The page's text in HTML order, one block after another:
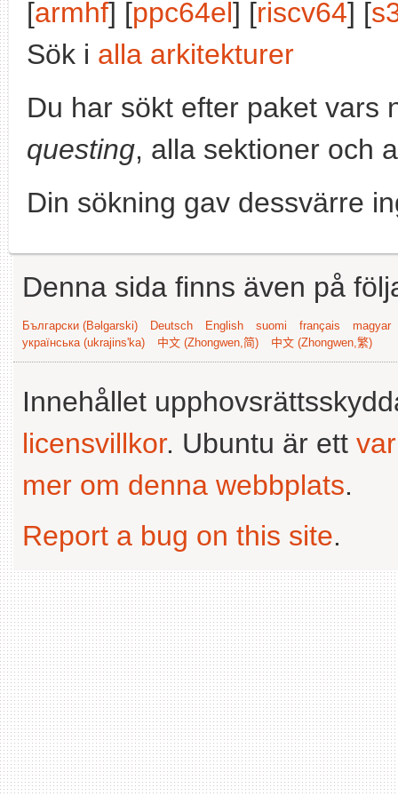
[armhf] [ppc64el] [riscv64] [
Sök i alla arkitekturer
Du har sökt efter paket vars
questing, alla sektioner och
Din sökning gav dessvärre
Denna sida finns även på
Български (Bəlgarski) Deutsch English suomi français
magyar
українська (ukrajins'ka)
中文 (Zhongwen,简) 中文 (Zhongwen,繁)
Innehållet
licensvillkor. Ubuntu är ett
mer om denna webbplats.
Report a bug on this site.